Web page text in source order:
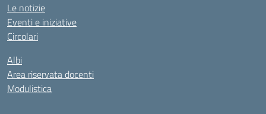
Le notizie
Eventi e iniziative
Circolari
Albi
Area riservata docenti
Modulistica